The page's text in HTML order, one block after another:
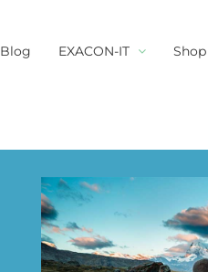
Blog EXACON-IT Shop